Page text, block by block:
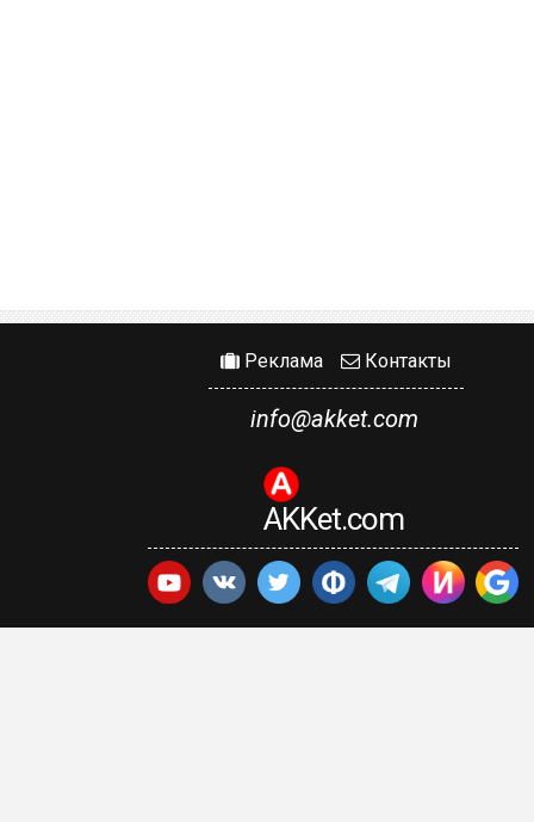
Реклама Контакты
info@akket.com
AKKet.com